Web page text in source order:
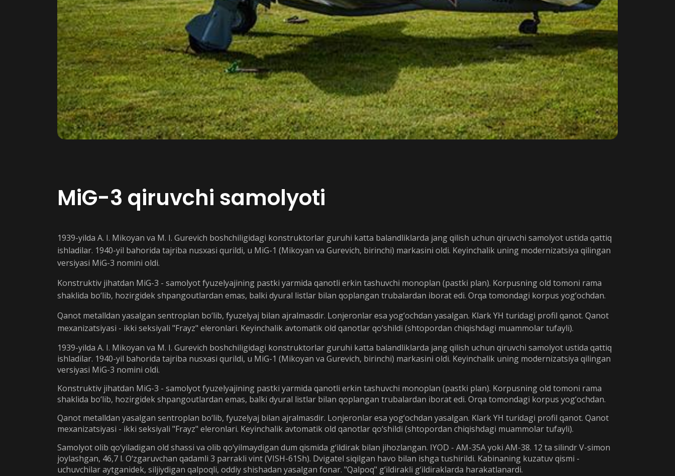
MiG-3 qiruvchi samolyoti
1939-yilda A. I. Mikoyan va M. I. Gurevich boshchiligidagi konstruktorlar guruhi katta balandliklarda jang qilish uchun qiruvchi samolyot ustida qattiq
ishladilar. 1940-yil bahorida tajriba nusxasi qurildi, u MiG-1 (Mikoyan va Gurevich, birinchi) markasini oldi. Keyinchalik uning modernizatsiya qilingan
versiyasi MiG-3 nomini oldi.
Konstruktiv jihatdan MiG-3 - samolyot fyuzelyajining pastki yarmida qanotli erkin tashuvchi monoplan (pastki plan). Korpusning old tomoni rama
shaklida bo‘lib, hozirgidek shpangoutlardan emas, balki dyural listlar bilan qoplangan trubalardan iborat edi. Orqa tomondagi korpus yog‘ochdan.
Qanot metalldan yasalgan sentroplan bo‘lib, fyuzelyaj bilan ajralmasdir. Lonjeronlar esa yog‘ochdan yasalgan. Klark YH turidagi profil qanot. Qanot
mexanizatsiyasi - ikki seksiyali "Frayz" eleronlari. Keyinchalik avtomatik old qanotlar qo‘shildi (shtopordan chiqishdagi muammolar tufayli).
1939-yilda A. I. Mikoyan va M. I. Gurevich boshchiligidagi konstruktorlar guruhi katta balandliklarda jang qilish uchun qiruvchi samolyot ustida qattiq
ishladilar. 1940-yil bahorida tajriba nusxasi qurildi, u MiG-1 (Mikoyan va Gurevich, birinchi) markasini oldi. Keyinchalik uning modernizatsiya qilingan
versiyasi MiG-3 nomini oldi.
Konstruktiv jihatdan MiG-3 - samolyot fyuzelyajining pastki yarmida qanotli erkin tashuvchi monoplan (pastki plan). Korpusning old tomoni rama
shaklida bo‘lib, hozirgidek shpangoutlardan emas, balki dyural listlar bilan qoplangan trubalardan iborat edi. Orqa tomondagi korpus yog‘ochdan.
Qanot metalldan yasalgan sentroplan bo‘lib, fyuzelyaj bilan ajralmasdir. Lonjeronlar esa yog‘ochdan yasalgan. Klark YH turidagi profil qanot. Qanot
mexanizatsiyasi - ikki seksiyali "Frayz" eleronlari. Keyinchalik avtomatik old qanotlar qo‘shildi (shtopordan chiqishdagi muammolar tufayli).
Samolyot olib qo‘yiladigan old shassi va olib qo‘yilmaydigan dum qismida g‘ildirak bilan jihozlangan. IYOD - AM-35A yoki AM-38. 12 ta silindr V-simon
joylashgan, 46,7 l. O‘zgaruvchan qadamli 3 parrakli vint (VISH-61Sh). Dvigatel siqilgan havo bilan ishga tushirildi. Kabinaning kuzatuv qismi -
uchuvchilar aytganidek, siljiydigan qalpoqli, oddiy shishadan yasalgan fonar. "Qalpoq" g‘ildirakli g‘ildiraklarda harakatlanardi.